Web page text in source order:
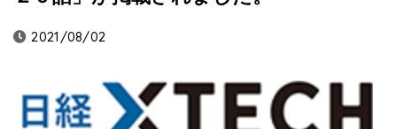
2021/08/02